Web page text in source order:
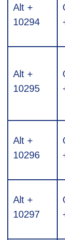
Alt +
10294
Alt +
10295
Alt +
10296
Alt +
10297